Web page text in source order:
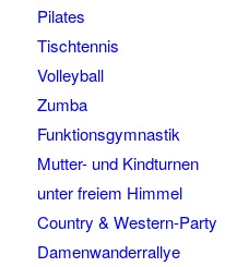
Pilates
Tischtennis
Volleyball
Zumba
Funktionsgymnastik
Mutter- und Kindturnen
unter freiem Himmel
Country & Western-Party
Damenwanderrallye